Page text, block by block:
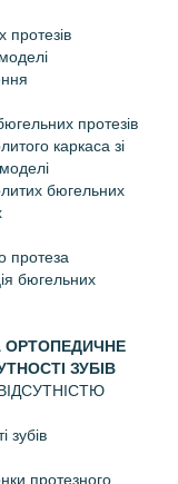
протезів
протезів
каркаса зі
бюгельних
протеза
бюгельних
ОРТОПЕДИЧНЕ
ЗУБІВ
зубів
протезного